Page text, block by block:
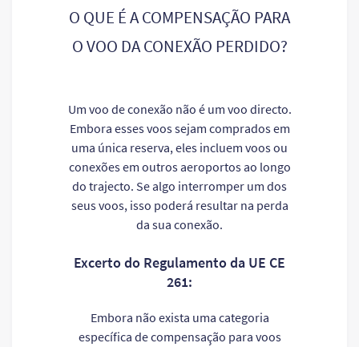
O QUE É A COMPENSAÇÃO PARA
O VOO DA CONEXÃO PERDIDO?
Um voo de conexão não é um voo directo.
Embora esses voos sejam comprados em
uma única reserva, eles incluem voos ou
conexões em outros aeroportos ao longo
do trajecto. Se algo interromper um dos
seus voos, isso poderá resultar na perda
da sua conexão.
Excerto do Regulamento da UE CE
261:
Embora não exista uma categoria
específica de compensação para voos